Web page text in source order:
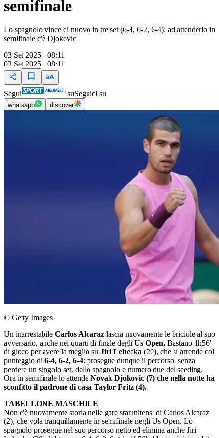
semifinale
Lo spagnolo vince di nuovo in tre set (6-4, 6-2, 6-4): ad attenderlo in
semifinale c'è Djokovic
03 Set 2025 - 08:11
03 Set 2025 - 08:11
Segui suSeguici su
whatsapp discover
© Getty Images
Un inarrestabile Carlos Alcaraz lascia nuovamente le briciole al suo
avversario, anche nei quarti di finale degli Us Open. Bastano 1h56'
di gioco per avere la meglio su Jiri Lehecka (20), che si arrende col
punteggio di 6-4, 6-2, 6-4: prosegue dunque il percorso, senza
perdere un singolo set, dello spagnolo e numero due del seeding.
Ora in semifinale lo attende Novak Djokovic (7) che nella notte ha
sconfitto il padrone di casa Taylor Fritz (4).
TABELLONE MASCHILE
Non c'è nuovamente storia nelle gare statunitensi di Carlos Alcaraz
(2), che vola tranquillamente in semifinale negli Us Open. Lo
spagnolo prosegue nel suo percorso netto ed elimina anche Jiri